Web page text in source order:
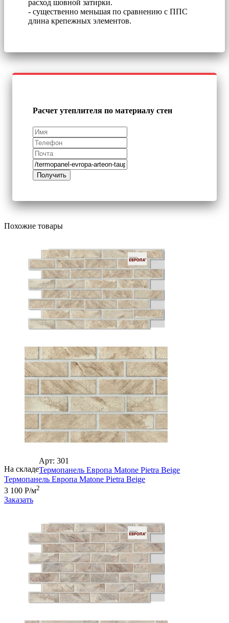
расход шовной затирки.
- существенно меньшая по сравнению с ППС
длина крепежных элементов.
Расчет утеплителя по материалу стен
Похожие товары
На складе
Арт: 301
Термопанель Европа Matone Pietra Beige
Термопанель Европа Matone Pietra Beige
3 100 Р/м2
Заказать